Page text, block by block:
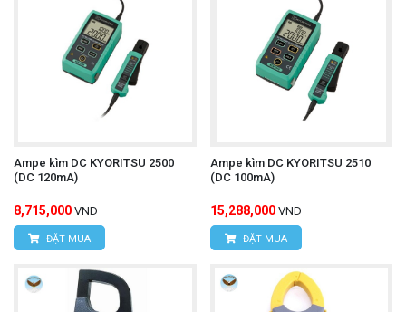
Ampe kìm DC KYORITSU 2500
(DC 120mA)
8,715,000 VND
ĐẶT MUA
Ampe kìm DC KYORITSU 2510
(DC 100mA)
15,288,000 VND
ĐẶT MUA